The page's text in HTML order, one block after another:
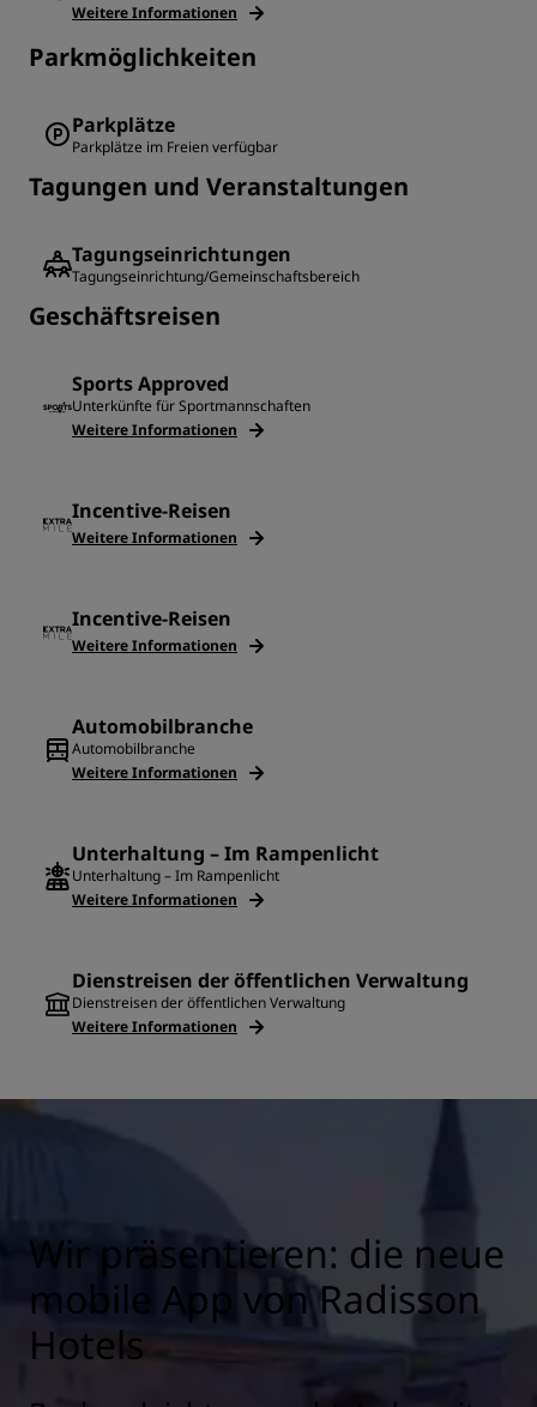
Weitere Informationen
Parkmöglichkeiten
Parkplätze
Parkplätze im Freien verfügbar
Tagungen und Veranstaltungen
Tagungseinrichtungen
Tagungseinrichtung/Gemeinschaftsbereich
Geschäftsreisen
Sports Approved
Unterkünfte für Sportmannschaften
Weitere Informationen
Incentive-Reisen
Weitere Informationen
Incentive-Reisen
Weitere Informationen
Automobilbranche
Automobilbranche
Weitere Informationen
Unterhaltung – Im Rampenlicht
Unterhaltung – Im Rampenlicht
Weitere Informationen
Dienstreisen der öffentlichen Verwaltung
Dienstreisen der öffentlichen Verwaltung
Weitere Informationen
Wir präsentieren: die neue
mobile App von Radisson
Hotels